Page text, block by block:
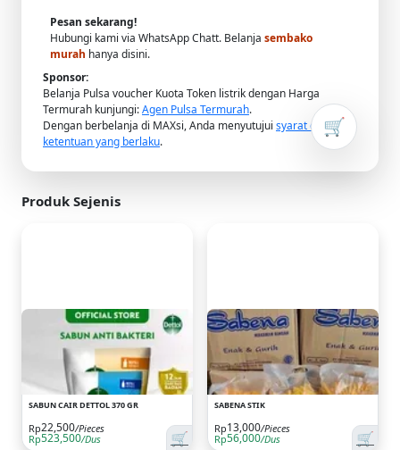
Pesan sekarang!
Hubungi kami via WhatsApp Chatt. Belanja sembako
murah hanya disini.
🛒
Sponsor:
Belanja Pulsa voucher Kuota Token listrik dengan Harga
Termurah kunjungi:Agen Pulsa Termurah.
Dengan berbelanja di MAXsi, Anda menyutujui syarat dan
ketentuan yang berlaku.
Produk Sejenis
SABUN CAIR DETTOL 370 GR
Rp22,500/Pieces
Rp523,500/Dus 🛒
SABENA STIK
Rp13,000/Pieces
Rp56,000/Dus 🛒